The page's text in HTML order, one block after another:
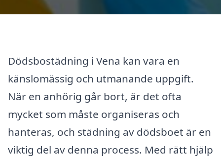
Dödsbostädning i Vena kan vara en
känslomässig och utmanande uppgift.
När en anhörig går bort, är det ofta
mycket som måste organiseras och
hanteras, och städning av dödsboet är en
viktig del av denna process. Med rätt hjälp